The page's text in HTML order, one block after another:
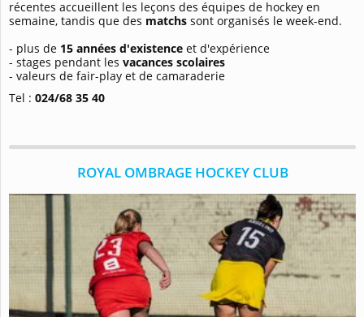
récentes accueillent les leçons des équipes de hockey en
semaine, tandis que des matchs sont organisés le week-end.
- plus de 15 années d'existence et d'expérience
- stages pendant les vacances scolaires
- valeurs de fair-play et de camaraderie
Tel : 024/68 35 40
ROYAL OMBRAGE HOCKEY CLUB